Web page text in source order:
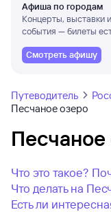
Афиша по городам
Концерты, выставки
события — билеты
Смотреть афишу
Путеводитель
Песчаное озеро
Песчаное
Что это такое?
Что делать на
Есть ли